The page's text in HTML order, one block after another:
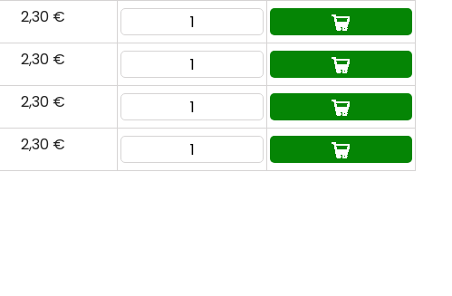
2,30 €
2,30 €
2,30 €
2,30 €